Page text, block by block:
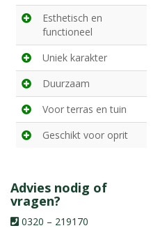
Esthetisch en
functioneel
Uniek karakter
Duurzaam
Voor terras en tuin
Geschikt voor oprit
Advies nodig of
vragen?
0320 – 219170